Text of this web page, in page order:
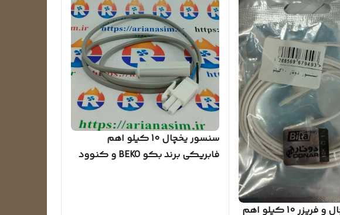
سنسور یخچال و فریزر 10 کیلو اهم
سنسور یخچال 10 کیلو اهم
فابریکی برند بکو BEKO و کنوود